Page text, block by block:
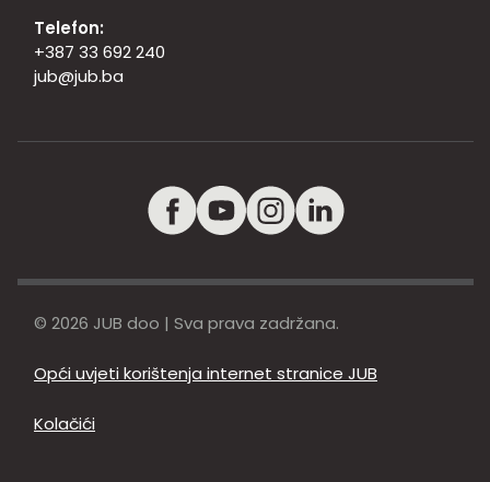
Telefon:
+387 33 692 240
jub@jub.ba
© 2026 JUB doo | Sva prava zadržana.
Opći uvjeti korištenja internet stranice JUB
Kolačići